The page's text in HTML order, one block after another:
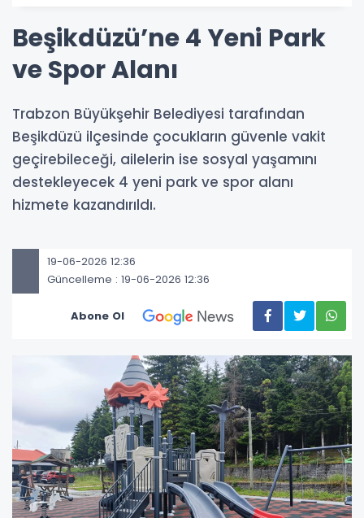
Beşikdüzü’ne 4 Yeni Park
ve Spor Alanı
Trabzon Büyükşehir Belediyesi tarafından
Beşikdüzü ilçesinde çocukların güvenle vakit
geçirebileceği, ailelerin ise sosyal yaşamını
destekleyecek 4 yeni park ve spor alanı
hizmete kazandırıldı.
19-06-2026 12:36
Güncelleme : 19-06-2026 12:36
Abone Ol